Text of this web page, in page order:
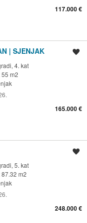
117.000 €
| SJENJAK
4. kat
m2
165.000 €
5. kat
m2
248.000 €